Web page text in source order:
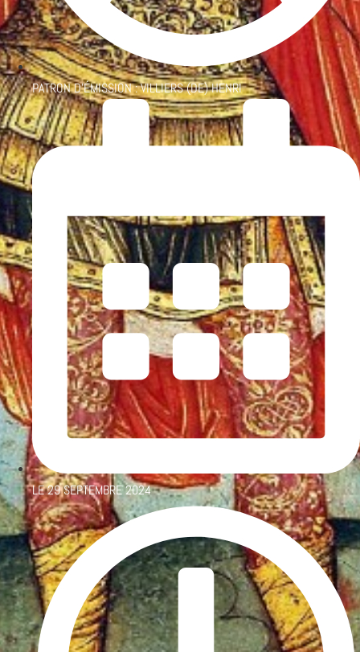
PATRON D'ÉMISSION :VILLIERS (DE) HENRI
LE29 SEPTEMBRE 2024